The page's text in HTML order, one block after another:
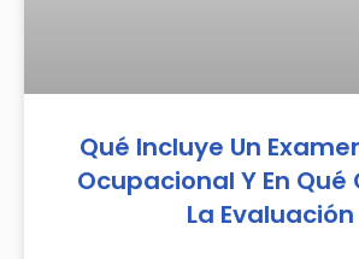
Qué Incluye Un
Ocupacional Y En Qué
La Evaluación